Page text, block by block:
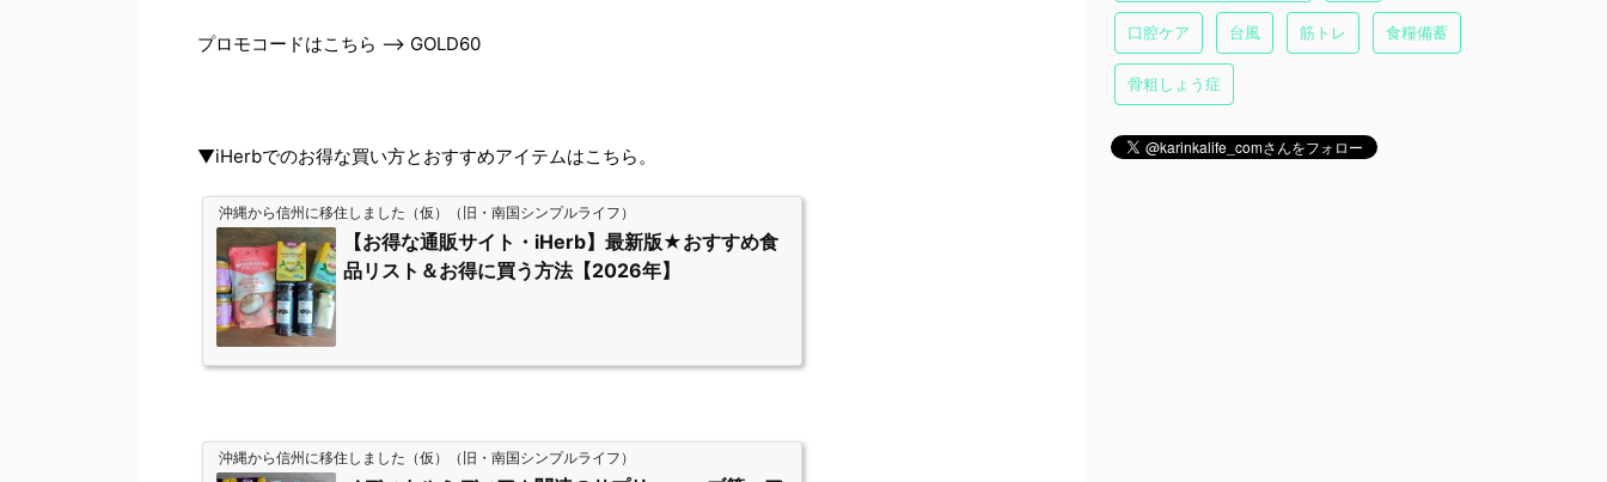
プロモコードはこちら --> GOLD60
▼iHerbでのお得な買い方とおすすめアイテムはこちら。
沖縄から信州に移住しました（仮）（旧・南国シンプルライフ）
【お得な通販サイト・iHerb】最新版★おすすめ食
品リスト＆お得に買う方法【2026年】
沖縄から信州に移住しました（仮）（旧・南国シンプルライフ）
口腔ケア 台風 筋トレ 食糧備蓄
骨粗しょう症